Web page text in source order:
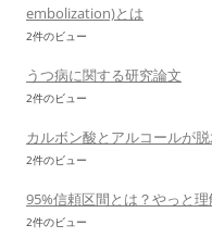
embolization)とは
2件のビュー
うつ病に関する研究論文
2件のビュー
カルボン酸とアルコールが
2件のビュー
95%信頼区間とは？やっと
2件のビュー